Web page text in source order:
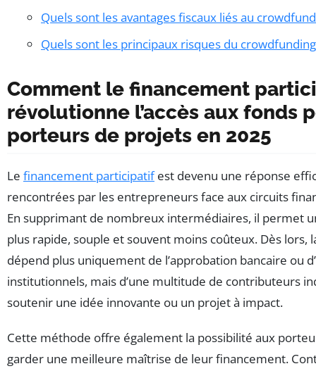
Quels sont les avantages fiscaux liés au
Quels sont les principaux risques du
Comment le financement
révolutionne l’accès aux fonds
porteurs de projets en 2025
Le financement participatifest devenu une réponse
rencontrées par les entrepreneurs face aux circuits
En supprimant de nombreux intermédiaires, il permet
plus rapide, souple et souvent moins coûteux. Dès lors,
dépend plus uniquement de l’approbation bancaire ou
institutionnels, mais d’une multitude de contributeurs
soutenir une idée innovante ou un projet à impact.
Cette méthode offre également la possibilité aux
garder une meilleure maîtrise de leur financement.